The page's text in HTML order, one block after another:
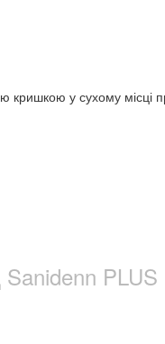
кришкою у сухому місці
Sanidenn